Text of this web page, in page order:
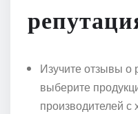
Изучите отзывы о
выберите
производителей